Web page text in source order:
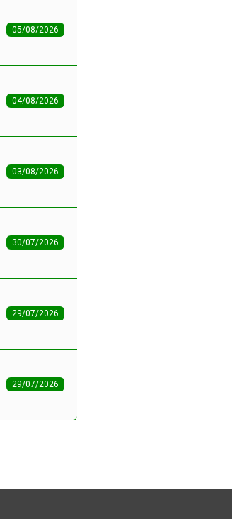
05/08/2026
04/08/2026
03/08/2026
30/07/2026
29/07/2026
29/07/2026